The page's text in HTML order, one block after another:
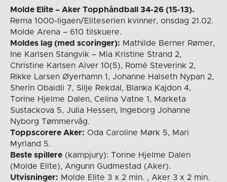
Molde Elite – Aker Topphåndball 34-26 (15-13).
Rema 1000-ligaen/Eliteserien kvinner, onsdag 21.02.
Molde Arena – 610 tilskuere.
Moldes lag (med scoringer): Mathilde Berner Rømer,
Ine Karlsen Stangvik – Mia Kristine Strand 2,
Christine Karlsen Alver 10(5), Romé Steverink 2,
Rikke Larsen Øyerhamn 1, Johanne Halseth Nypan 2,
Sherin Obaidli 7, Silje Rekdal, Blanka Kajdon 4,
Torine Hjelme Dalen, Celina Vatne 1, Marketa
Sustackova 5, Julia Hessen, Ingeborg Johanne
Nyborg Tømmervåg.
Toppscorere Aker: Oda Caroline Mørk 5, Mari
Myrland 5.
Beste spillere(kampjury): Torine Hjelme Dalen
(Molde Elite), Angunn Gudmestad (Aker).
Utvisninger: Molde Elite 3 x 2 min. , Aker 3 x 2 min.